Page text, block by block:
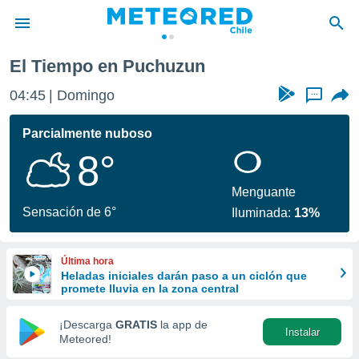
de
por
se
calidad.
a este
las
y
forma
digital
basada
El Tiempo en Puchuzun
04:45 Domingo ...
Parcialmente nuboso
8°
Sensación de 6°
Menguante
Iluminada: 13%
Última hora
Heladas iniciales darán paso a un ciclón que
promete lluvia en la zona central
¡Descarga GRATIS la app de
Meteored!
Instalar